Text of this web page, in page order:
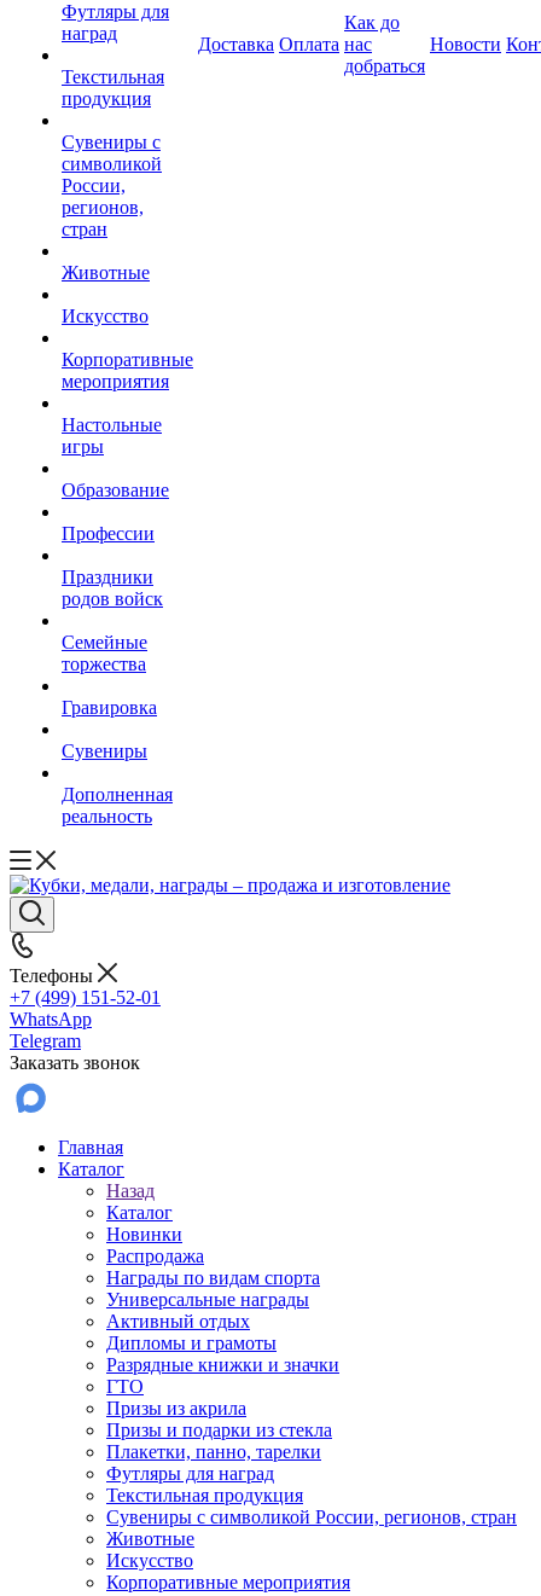
Футляры для
наград
Текстильная
продукция
Сувениры с
символикой
России,
регионов,
стран
Животные
Искусство
Корпоративные
мероприятия
Настольные
игры
Образование
Профессии
Праздники
родов войск
Семейные
торжества
Гравировка
Сувениры
Дополненная
реальность
Доставка Оплата
Как до
нас
добраться
Новости
Телефоны
+7 (499) 151-52-01
WhatsApp
Telegram
Заказать звонок
Главная
Каталог
Назад
Каталог
Новинки
Распродажа
Награды по видам спорта
Универсальные награды
Активный отдых
Дипломы и грамоты
Разрядные книжки и значки
ГТО
Призы из акрила
Призы и подарки из стекла
Плакетки, панно, тарелки
Футляры для наград
Текстильная продукция
Сувениры с символикой России, регионов, стран
Животные
Искусство
Корпоративные мероприятия